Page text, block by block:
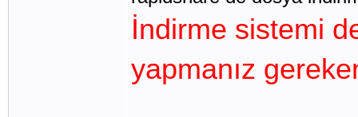
İndirme sistemi
yapmanız